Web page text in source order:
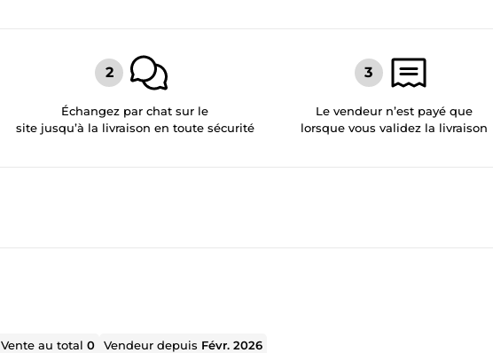
Échangez par chat sur le
site jusqu’à la livraison en toute sécurité
Le vendeur n’est payé que
lorsque vous validez la livraison
Vente au total0 Vendeur depuis Févr. 2026